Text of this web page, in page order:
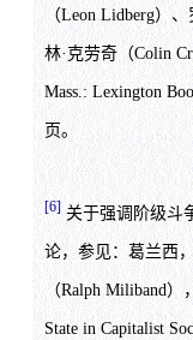
（Leon Lidberg）
林·克劳奇（Colin
Mass.: Lexington
页。
[6]关于强调阶级斗
论，参见：葛兰西
（Ralph Miliband
State in Capitalist